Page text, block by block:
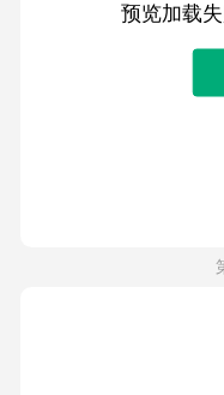
预览加载